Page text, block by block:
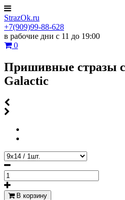
StrazOk.ru
+7(909)99-88-628
в рабочие дни с 11 до 19:00
0
Пришивные стразы
Galactic
В корзину